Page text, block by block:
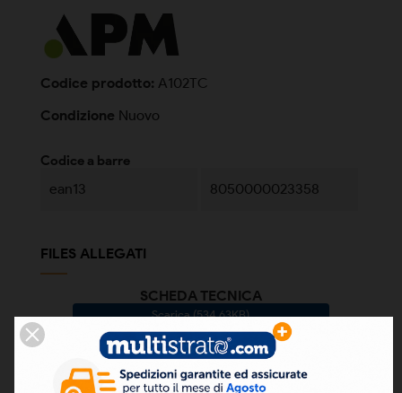
Codice prodotto: A102TC
Condizione Nuovo
Codice a barre
ean13 8050000023358
FILES ALLEGATI
SCHEDA TECNICA
Scarica (534.63KB)